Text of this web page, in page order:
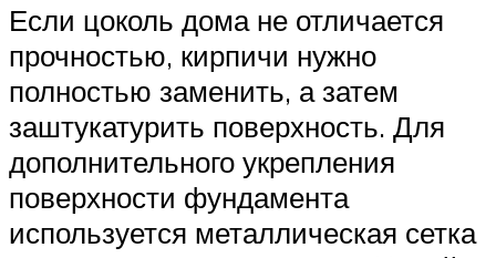
Если цоколь дома не отличается
прочностью, кирпичи нужно
полностью заменить, а затем
заштукатурить поверхность. Для
дополнительного укрепления
поверхности фундамента
используется металлическая сетка